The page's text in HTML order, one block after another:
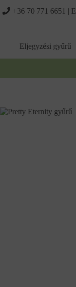
a
+36 70 771 6651 |
Eljegyzési gyűrű